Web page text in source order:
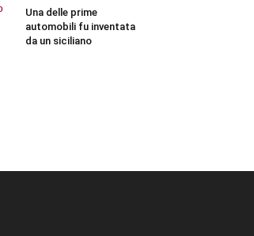
Una delle prime
automobili fu inventata
da un siciliano